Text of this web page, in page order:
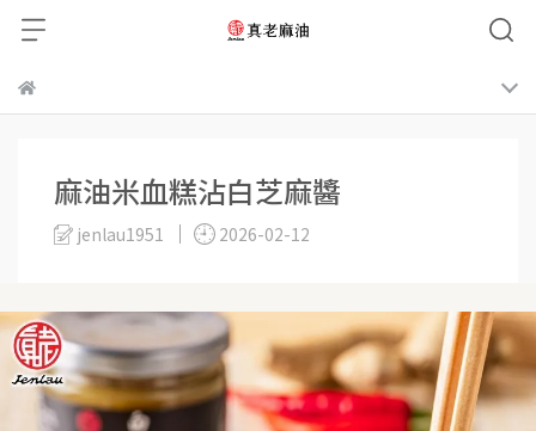
麻油米血糕沾白芝麻醬
jenlau1951 2026-02-12